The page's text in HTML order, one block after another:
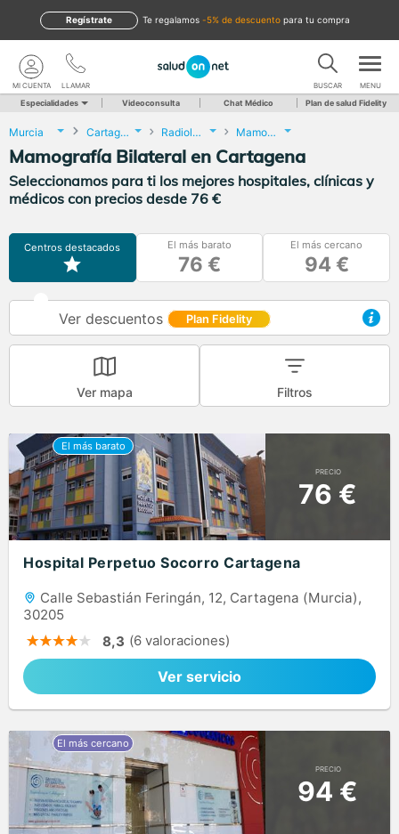
te regalamos -5% de descuento para tu compra
Regístrate
LLAMAR
MI CUENTA BUSCAR MENU
Especialidades Videoconsulta Chat Médico Plan de salud Fidelity
Murcia Cartagena Radiología Mamografía Bilateral
Mamografía Bilateral en Cartagena
Seleccionamos para ti los mejores hospitales, clínicas y
médicos con precios desde 76 €
Centros destacados El más barato
76 €
El más cercano
94 €
Ver descuentos Plan Fidelity
Ver mapa Filtros
PRECIO
76 €
Hospital Perpetuo Socorro Cartagena
Calle Sebastián Feringán, 12, Cartagena (Murcia),
30205
8,3 (6 valoraciones)
Ver servicio
PRECIO
94 €